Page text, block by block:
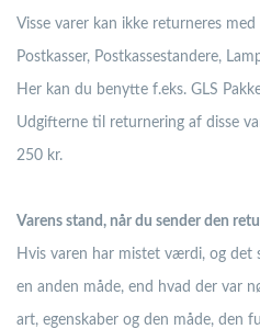
Visse varer kan ikke returneres
Postkasser, Postkassestandere,
Her kan du benytte f.eks. GLS
Udgifterne til returnering af disse
250 kr.
Varens stand, når du sender den
Hvis varen har mistet værdi, og det
en anden måde, end hvad der var
art, egenskaber og den måde, den